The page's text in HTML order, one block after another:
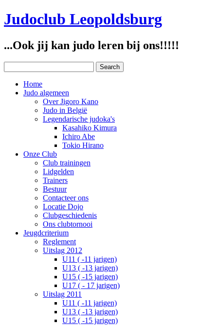
Judoclub Leopoldsburg
...Ook jij kan judo leren bij ons!!!!!
Home
Judo algemeen
Over Jigoro Kano
Judo in België
Legendarische judoka's
Kasahiko Kimura
Ichiro Abe
Tokio Hirano
Onze Club
Club trainingen
Lidgelden
Trainers
Bestuur
Contacteer ons
Locatie Dojo
Clubgeschiedenis
Ons clubtornooi
Jeugdcriterium
Reglement
Uitslag 2012
U11 ( -11 jarigen)
U13 ( -13 jarigen)
U15 ( -15 jarigen)
U17 ( - 17 jarigen)
Uitslag 2011
U11 ( -11 jarigen)
U13 ( -13 jarigen)
U15 ( -15 jarigen)